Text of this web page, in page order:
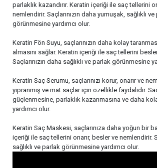
parlaklık kazandırır. Keratin içeriği ile saç tellerini
nemlendirir. Saçlarınızın daha yumuşak, sağlıklı
görünmesine yardımcı olur.
Keratin Fön Suyu, saçlarınızın daha kolay
almasını sağlar. Keratin içeriği ile saç tellerini
Saçlarınızın daha sağlıklı ve parlak görünmesine
Keratin Saç Serumu, saçlarınızı korur, onarır ve
yıpranmış ve mat saçlar için özellikle faydalıdır.
güçlenmesine, parlaklık kazanmasına ve daha
yardımcı olur.
Keratin Saç Maskesi, saçlarınıza daha yoğun bir
içeriği ile saç tellerini onarır, besler ve nemlendirir.
sağlıklı ve parlak görünmesine yardımcı olur.